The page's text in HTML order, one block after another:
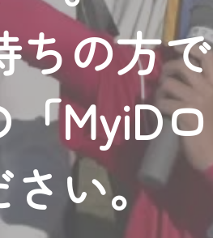
ちの方
MyiD
い。
者様へのサービス向上のため、
ただくには、一部コンテンツ
CCNetマイページ※』へのロ
しくお願いいたします。
、MyIDが必要となります。
含むCCNetの各種サービスを
ルアドレスで設定できます。
ールアドレスでも作成可能で
の新規登録はこちら
は引き続きご視聴いただけま